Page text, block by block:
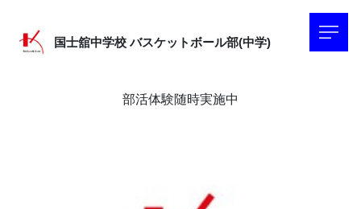
国士舘中学校 バスケットボール部(中学)
部活体験随時実施中